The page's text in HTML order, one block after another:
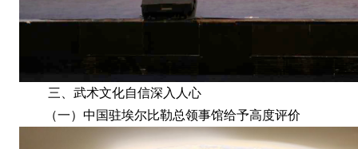
三、武术文化自信深入人心
（一）中国驻埃尔比勒总领事馆给予高度评价